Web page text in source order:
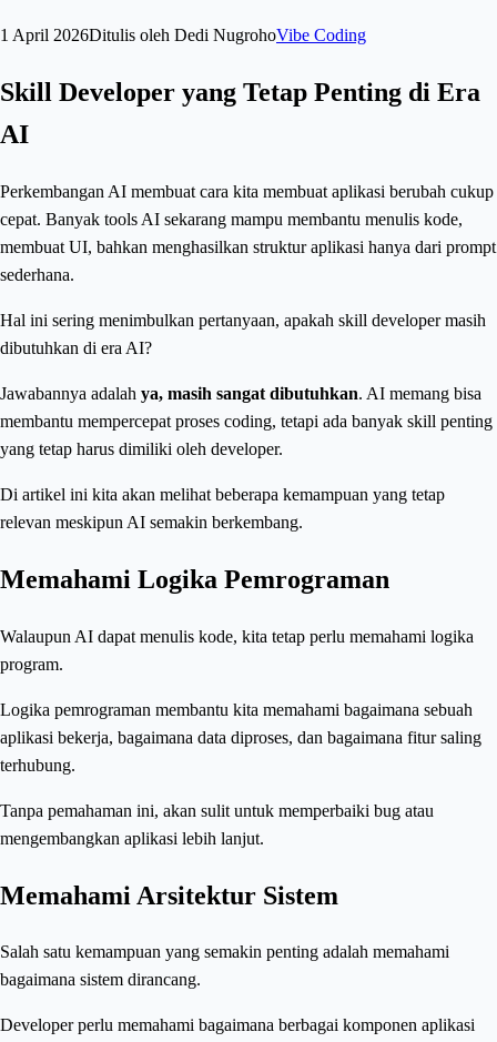
1 April 2026Ditulis oleh Dedi NugrohoVibe Coding
Skill Developer yang Tetap Penting di Era
AI
Perkembangan AI membuat cara kita membuat aplikasi berubah cukup
cepat. Banyak tools AI sekarang mampu membantu menulis kode,
membuat UI, bahkan menghasilkan struktur aplikasi hanya dari prompt
sederhana.
Hal ini sering menimbulkan pertanyaan, apakah skill developer masih
dibutuhkan di era AI?
Jawabannya adalah ya, masih sangat dibutuhkan. AI memang bisa
membantu mempercepat proses coding, tetapi ada banyak skill penting
yang tetap harus dimiliki oleh developer.
Di artikel ini kita akan melihat beberapa kemampuan yang tetap
relevan meskipun AI semakin berkembang.
Memahami Logika Pemrograman
Walaupun AI dapat menulis kode, kita tetap perlu memahami logika
program.
Logika pemrograman membantu kita memahami bagaimana sebuah
aplikasi bekerja, bagaimana data diproses, dan bagaimana fitur saling
terhubung.
Tanpa pemahaman ini, akan sulit untuk memperbaiki bug atau
mengembangkan aplikasi lebih lanjut.
Memahami Arsitektur Sistem
Salah satu kemampuan yang semakin penting adalah memahami
bagaimana sistem dirancang.
Developer perlu memahami bagaimana berbagai komponen aplikasi